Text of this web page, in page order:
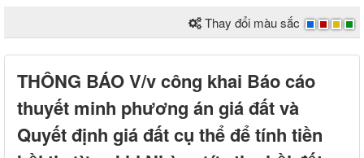
Thay đổi màu sắc
THÔNG BÁO V/v công khai Báo cáo
thuyết minh phương án giá đất và
Quyết định giá đất cụ thể để tính tiền